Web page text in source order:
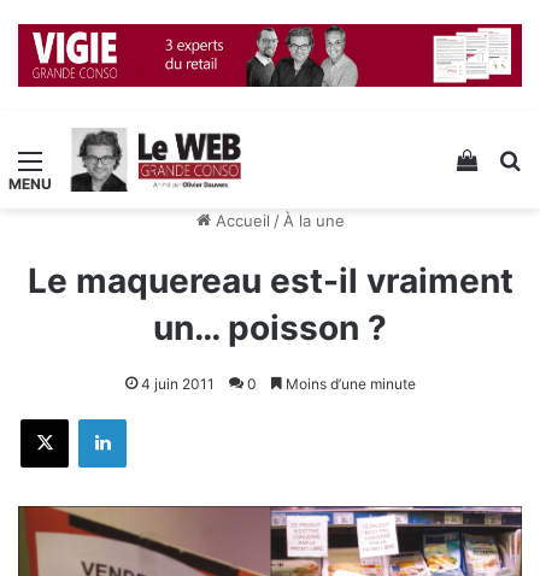
Menu Voir
Accueil / À la une
Le maquereau est-il vraiment
un… poisson ?
4 juin 2011 0 Moins d’une minute
X Linkedin